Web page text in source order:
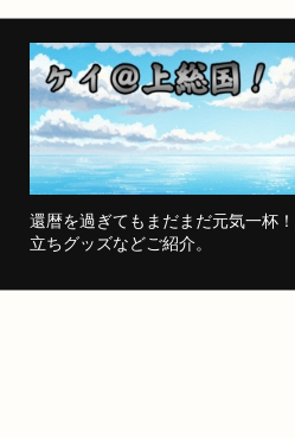
還暦を過ぎてもまだまだ元気一杯
立ちグッズなどご紹介。